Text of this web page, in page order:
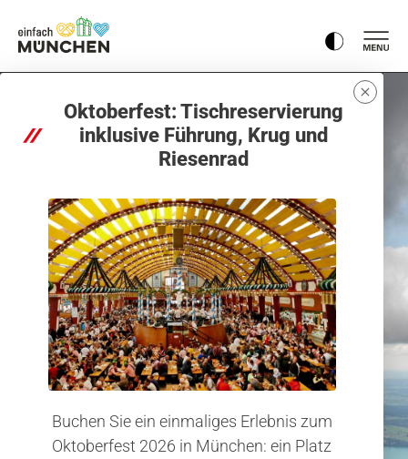
Oktoberfest: Tischreservierung
inklusive Führung, Krug und
Riesenrad
Buchen Sie ein einmaliges Erlebnis zum
Oktoberfest 2026 in München: ein Platz